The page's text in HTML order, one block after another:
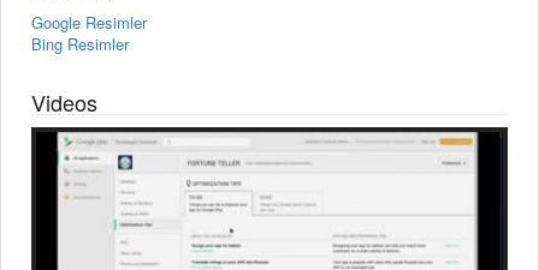
Google Resimler
Bing Resimler
Videos